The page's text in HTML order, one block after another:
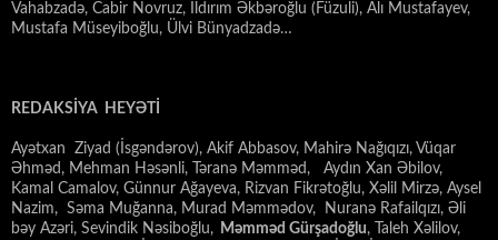
Vahabzadə, Cabir Novruz, İldırım Əkbəroğlu (Füzuli), Alı Mustafayev,
Mustafa Müseyiboğlu, Ülvi Bünyadzadə…
REDAKSİYA HEYƏTİ
Ayətxan Ziyad (İsgəndərov), Akif Abbasov, Mahirə Nağıqızı, Vüqar
Əhməd, Mehman Həsənli, Təranə Məmməd, Aydın Xan Əbilov,
Kamal Camalov, Günnur Ağayeva, Rizvan Fikrətoğlu, Xəlil Mirzə, Aysel
Nazim, Səma Muğanna, Murad Məmmədov, Nuranə Rafailqızı, Əli
bəy Azəri, Sevindik Nəsiboğlu, Məmməd Gürşadoğlu, Taleh Xəlilov,